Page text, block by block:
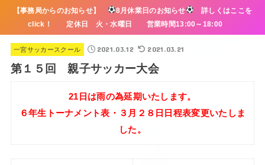
【事務局からのお知らせ】 8月休業日のお知らせ
詳しくはここを
click！ 定休日 火・水曜日 営業時間13:00～18:00
一宮サッカースクール 2021.03.12 2021.03.21
第１５回 親子サッカー大会
21日は雨の為延期いたします。
６年生トーナメント表・３月２８日日程表変更いたしま
した。